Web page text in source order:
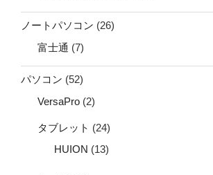
ノートパソコン (26)
富士通 (7)
パソコン (52)
VersaPro (2)
タブレット (24)
HUION (13)